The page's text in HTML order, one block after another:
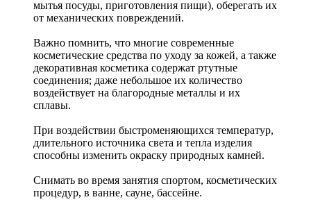
мытья посуды, приготовления пищи), оберегать их
от механических повреждений.
Важно помнить, что многие современные
косметические средства по уходу за кожей, а также
декоративная косметика содержат ртутные
соединения; даже небольшое их количество
воздействует на благородные металлы и их
сплавы.
При воздействии быстроменяющихся температур,
длительного источника света и тепла изделия
способны изменить окраску природных камней.
Снимать во время занятия спортом, косметических
процедур, в ванне, сауне, бассейне.